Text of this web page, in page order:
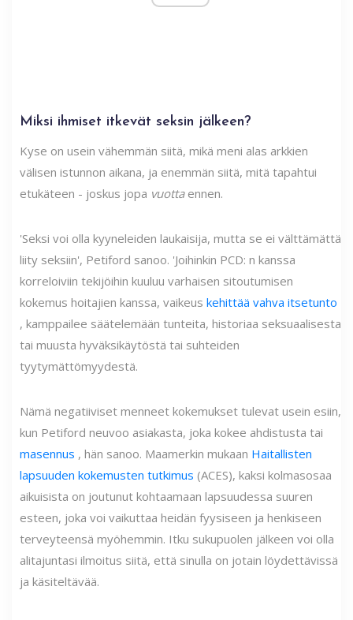
Miksi ihmiset itkevät seksin jälkeen?
Kyse on usein vähemmän siitä, mikä meni alas arkkien
välisen istunnon aikana, ja enemmän siitä, mitä tapahtui
etukäteen - joskus jopa vuottaennen.
'Seksi voi olla kyyneleiden laukaisija, mutta se ei välttämättä
liity seksiin', Petiford sanoo. 'Joihinkin PCD: n kanssa
korreloiviin tekijöihin kuuluu varhaisen sitoutumisen
kokemus hoitajien kanssa, vaikeus kehittää vahva itsetunto
, kamppailee säätelemään tunteita, historiaa seksuaalisesta
tai muusta hyväksikäytöstä tai suhteiden
tyytymättömyydestä.
Nämä negatiiviset menneet kokemukset tulevat usein esiin,
kun Petiford neuvoo asiakasta, joka kokee ahdistusta tai
masennus , hän sanoo. Maamerkin mukaan Haitallisten
lapsuuden kokemusten tutkimus (ACES), kaksi kolmasosaa
aikuisista on joutunut kohtaamaan lapsuudessa suuren
esteen, joka voi vaikuttaa heidän fyysiseen ja henkiseen
terveyteensä myöhemmin. Itku sukupuolen jälkeen voi olla
alitajuntasi ilmoitus siitä, että sinulla on jotain löydettävissä
ja käsiteltävää.